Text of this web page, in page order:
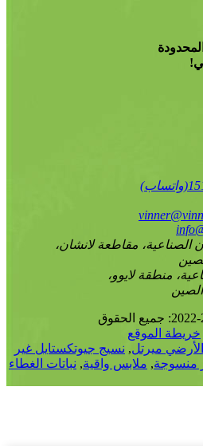
الصناعية، مقاطعة لانشان،
منطقة لايوو،
© حقوق الطبع والنشر - 2010-2022: جميع الحقوق
خريطة الموقع
الأرضي ميرتل, نسيج جيوتكستايل غير
منسوجة, ملابس واقية, نباتات الغطاء